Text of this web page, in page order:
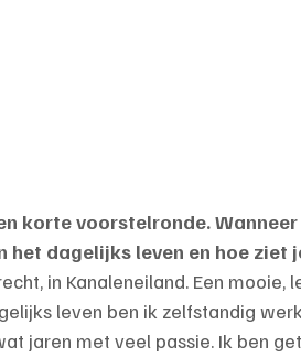
korte voorstelronde.
het dagelijks leven en hoe ziet
in Kanaleneiland. Een mooie,
leven ben ik zelfstandig
jaren met veel passie. Ik ben